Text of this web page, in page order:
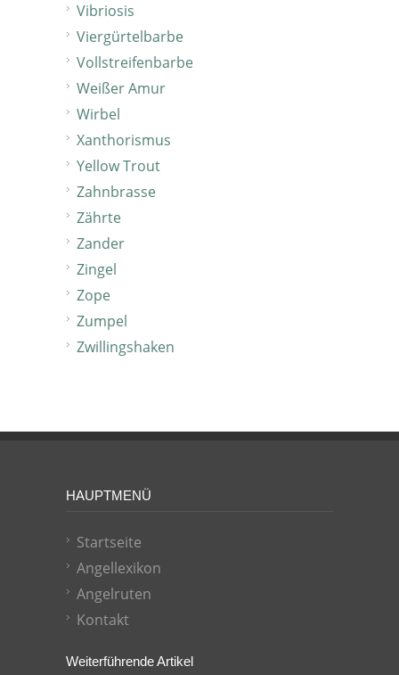
Vibriosis
Viergürtelbarbe
Vollstreifenbarbe
Weißer Amur
Wirbel
Xanthorismus
Yellow Trout
Zahnbrasse
Zährte
Zander
Zingel
Zope
Zumpel
Zwillingshaken
HAUPTMENÜ
Startseite
Angellexikon
Angelruten
Kontakt
Weiterführende Artikel